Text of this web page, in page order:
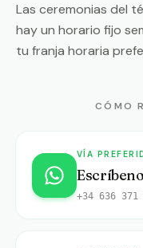
Las ceremonias del
hay un horario fijo
tu franja horaria
CÓMO
VÍA
+34 636 371